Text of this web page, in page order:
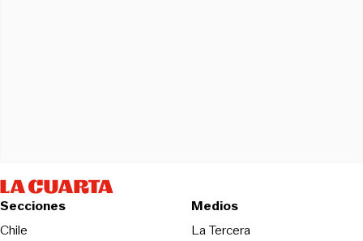
Secciones
Chile
Medios
La TerceraOpens in new